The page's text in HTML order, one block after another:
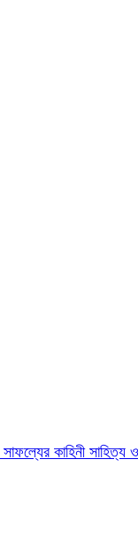
সাফল্যের কাহিনী সাহিত্য